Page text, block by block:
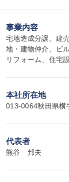
事業内容
宅地造成分譲、建
地・建物仲介、ビ
リフォーム、住宅
本社所在地
013-0064秋田県横
代表者
熊谷　邦夫